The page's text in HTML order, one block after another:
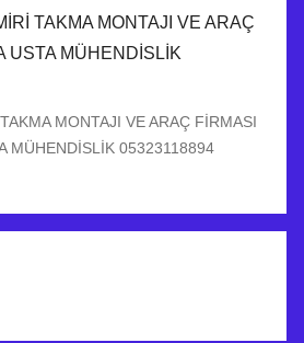
MONTAJI VE ARAÇ FİRMASI
MÜHENDİSLİK 05323118894